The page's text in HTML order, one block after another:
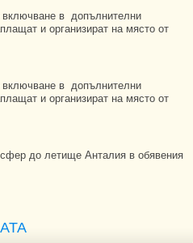
в допълнителни
и организират на място от
в допълнителни
и организират на място от
до летище Анталия в обявения